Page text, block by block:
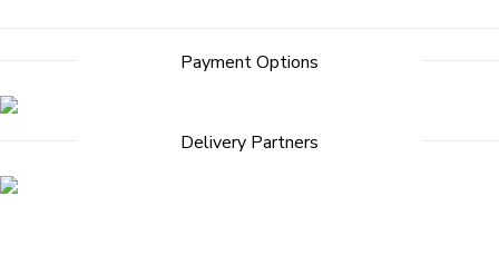
Payment Options
Delivery Partners